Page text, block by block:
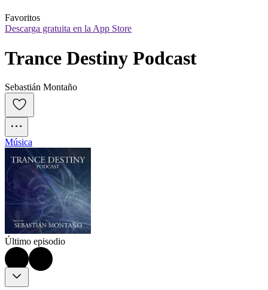
Favoritos
Descarga gratuita en la App Store
Trance Destiny Podcast
Sebastián Montaño
Música
Último episodio